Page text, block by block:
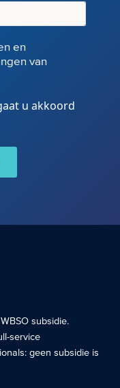
en
van
u akkoord
WBSO subsidie.
service
geen subsidie is